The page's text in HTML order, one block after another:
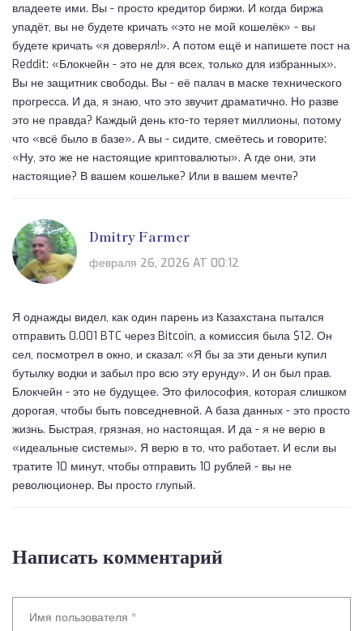
владеете ими. Вы - просто кредитор биржи. И когда биржа
упадёт, вы не будете кричать «это не мой кошелёк» - вы
будете кричать «я доверял!». А потом ещё и напишете пост на
Reddit: «Блокчейн - это не для всех, только для избранных».
Вы не защитник свободы. Вы - её палач в маске технического
прогресса. И да, я знаю, что это звучит драматично. Но разве
это не правда? Каждый день кто-то теряет миллионы, потому
что «всё было в базе». А вы - сидите, смеётесь и говорите:
«Ну, это же не настоящие криптовалюты». А где они, эти
настоящие? В вашем кошельке? Или в вашем мечте?
Dmitry Farmer
февраля 26, 2026 AT 00:12
Я однажды видел, как один парень из Казахстана пытался
отправить 0.001 BTC через Bitcoin, а комиссия была $12. Он
сел, посмотрел в окно, и сказал: «Я бы за эти деньги купил
бутылку водки и забыл про всю эту ерунду». И он был прав.
Блокчейн - это не будущее. Это философия, которая слишком
дорогая, чтобы быть повседневной. А база данных - это просто
жизнь. Быстрая, грязная, но настоящая. И да - я не верю в
«идеальные системы». Я верю в то, что работает. И если вы
тратите 10 минут, чтобы отправить 10 рублей - вы не
революционер. Вы просто глупый.
Написать комментарий